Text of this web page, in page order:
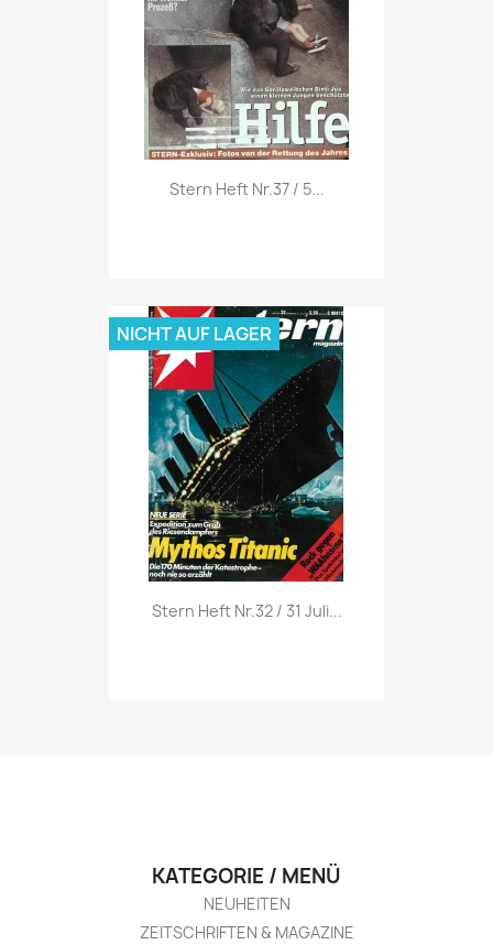
Vorschau
Stern Heft Nr.37 / 5...
Vorschau
Stern Heft Nr.32 / 31 Juli...
NICHT AUF LAGER
KATEGORIE / MENÜ
NEUHEITEN
ZEITSCHRIFTEN & MAGAZINE